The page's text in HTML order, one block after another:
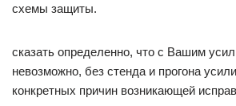
схемы защиты.
сказать определенно, что с Вашим
невозможно, без стенда и прогона
конкретных причин возникающей